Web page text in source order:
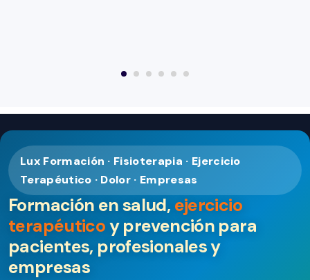
Lux Formación · Fisioterapia · Ejercicio
Terapéutico · Dolor · Empresas
Formación en salud, ejercicio
terapéuticoy prevención para
pacientes, profesionales y
empresas